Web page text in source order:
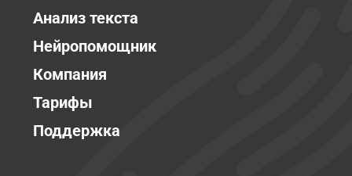
Анализ текста
Нейропомощник
Компания
Тарифы
Поддержка